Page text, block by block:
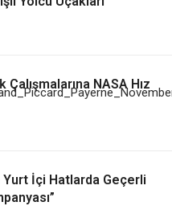
NASA Hız
İçi Hatlarda Geçerli